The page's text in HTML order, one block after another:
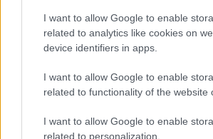
I want to allow Google to enable
related to analytics like cookies on
device identifiers in apps.
I want to allow Google to enable
related to functionality of the website
I want to allow Google to enable
related to personalization.
Come abbinare i pantaloni Capri con